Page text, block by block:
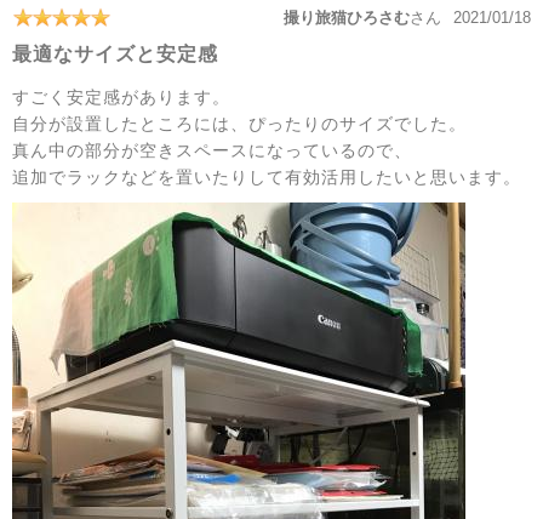
撮り旅猫ひろさむさん 2021/01/18
最適なサイズと安定感
すごく安定感があります。
自分が設置したところには、ぴったりのサイズでした。
真ん中の部分が空きスペースになっているので、
追加でラックなどを置いたりして有効活用したいと思います。